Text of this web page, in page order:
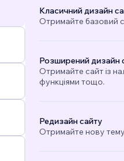
Класичний дизайн
Отримайте базовий
Розширений дизайн
Отримайте сайт із
функціями тощо.
Редизайн сайту
Отримайте нову